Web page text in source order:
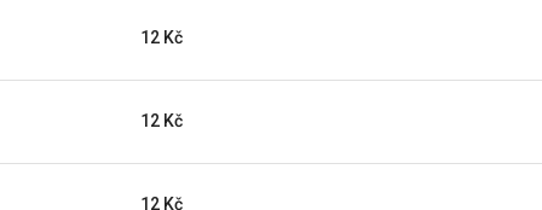
12 Kč
12 Kč
12 Kč